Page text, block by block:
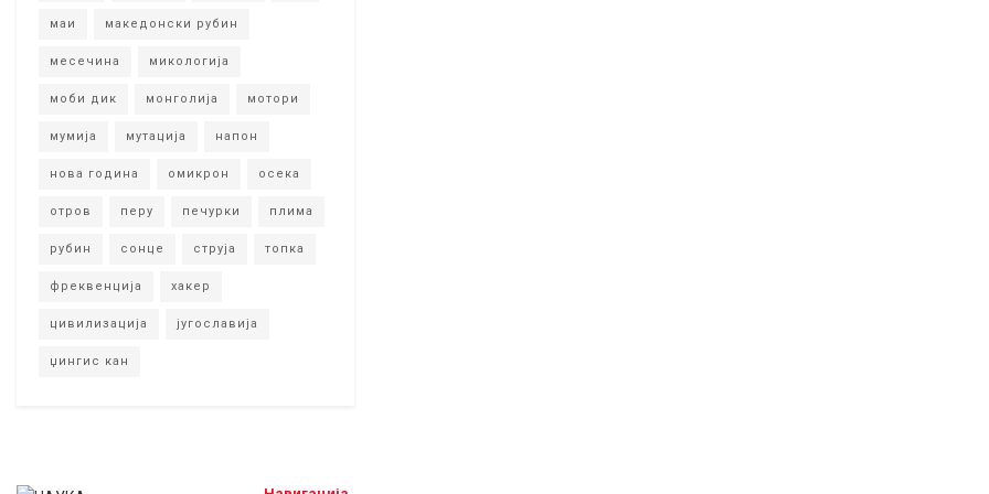
маи македонски рубин
месечина микологија
моби дик монголија мотори
мумија мутација напон
нова година омикрон осека
отров перу печурки плима
рубин сонце струја топка
фреквенција хакер
цивилизација југославија
џингис кан